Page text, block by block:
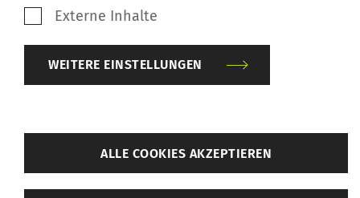
Relindis Wieser
Externe Inhalte
WEITERE EINSTELLUNGEN
ALLE COOKIES AKZEPTIEREN